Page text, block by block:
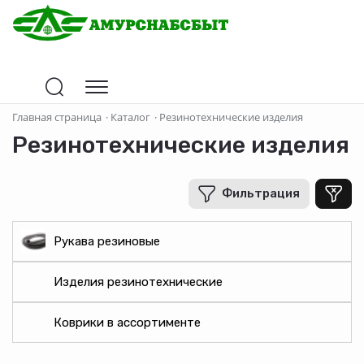
Главная страница · Каталог · Резинотехнические изделия
Резинотехнические изделия
Фильтрация
В рублях
Бренд
VORTEX
Производитель
Рабочая температура (°С)
Рукава резиновые
Изделия резинотехнические
Коврики в ассортименте